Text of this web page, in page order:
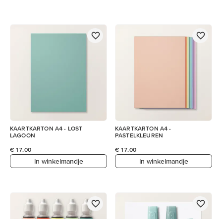
KAARTKARTON A4 - LOST
LAGOON
€ 17,00
In winkelmandje
KAARTKARTON A4 -
PASTELKLEUREN
€ 17,00
In winkelmandje